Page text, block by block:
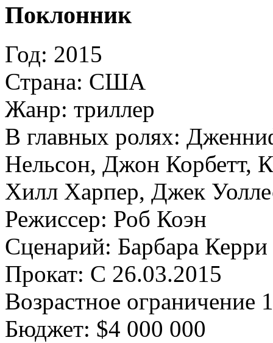
Поклонник
Год: 2015
Страна: США
Жанр: триллер
В главных ролях:
Нельсон, Джон Корбетт,
Хилл Харпер, Джек
Режиссер: Роб Коэн
Сценарий: Барбара Керри
Прокат: С 26.03.2015
Возрастное ограничение
Бюджет: $4 000 000